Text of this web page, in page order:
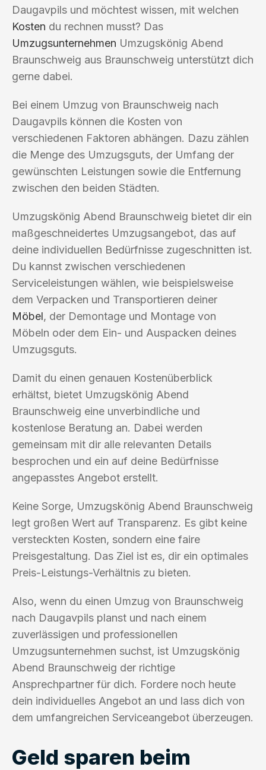
Daugavpils und möchtest wissen, mit welchen
Kosten du rechnen musst? Das
Umzugsunternehmen Umzugskönig Abend
Braunschweig aus Braunschweig unterstützt dich
gerne dabei.
Bei einem Umzug von Braunschweig nach
Daugavpils können die Kosten von
verschiedenen Faktoren abhängen. Dazu zählen
die Menge des Umzugsguts, der Umfang der
gewünschten Leistungen sowie die Entfernung
zwischen den beiden Städten.
Umzugskönig Abend Braunschweig bietet dir ein
maßgeschneidertes Umzugsangebot, das auf
deine individuellen Bedürfnisse zugeschnitten ist.
Du kannst zwischen verschiedenen
Serviceleistungen wählen, wie beispielsweise
dem Verpacken und Transportieren deiner
Möbel, der Demontage und Montage von
Möbeln oder dem Ein- und Auspacken deines
Umzugsguts.
Damit du einen genauen Kostenüberblick
erhältst, bietet Umzugskönig Abend
Braunschweig eine unverbindliche und
kostenlose Beratung an. Dabei werden
gemeinsam mit dir alle relevanten Details
besprochen und ein auf deine Bedürfnisse
angepasstes Angebot erstellt.
Keine Sorge, Umzugskönig Abend Braunschweig
legt großen Wert auf Transparenz. Es gibt keine
versteckten Kosten, sondern eine faire
Preisgestaltung. Das Ziel ist es, dir ein optimales
Preis-Leistungs-Verhältnis zu bieten.
Also, wenn du einen Umzug von Braunschweig
nach Daugavpils planst und nach einem
zuverlässigen und professionellen
Umzugsunternehmen suchst, ist Umzugskönig
Abend Braunschweig der richtige
Ansprechpartner für dich. Fordere noch heute
dein individuelles Angebot an und lass dich von
dem umfangreichen Serviceangebot überzeugen.
Geld sparen beim